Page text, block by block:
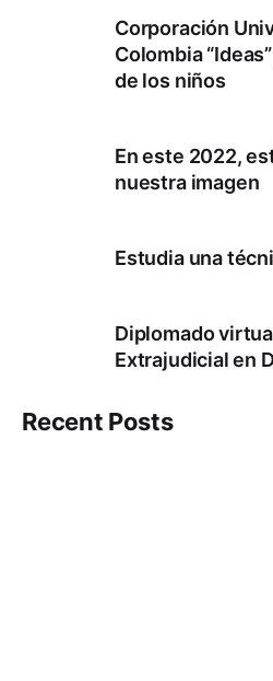
Corporación
Colombia
de los niños
En este 2022,
nuestra imagen
Estudia una
Diplomado
Extrajudicial en
Recent Posts